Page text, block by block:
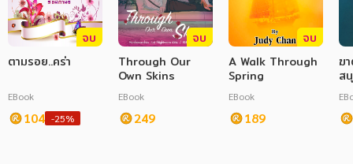
ความรู้ทั่วไป
การ์ตูนความรู้ การ์ตูน
การ์ตูนมังงะ (Manga)
จบ
ตามรอย..คร่า
EBook
104 -25%
จบ
Through Our
Own Skins
EBook
249
จบ
A Walk Through
Spring
EBook
189
ฆ
ส